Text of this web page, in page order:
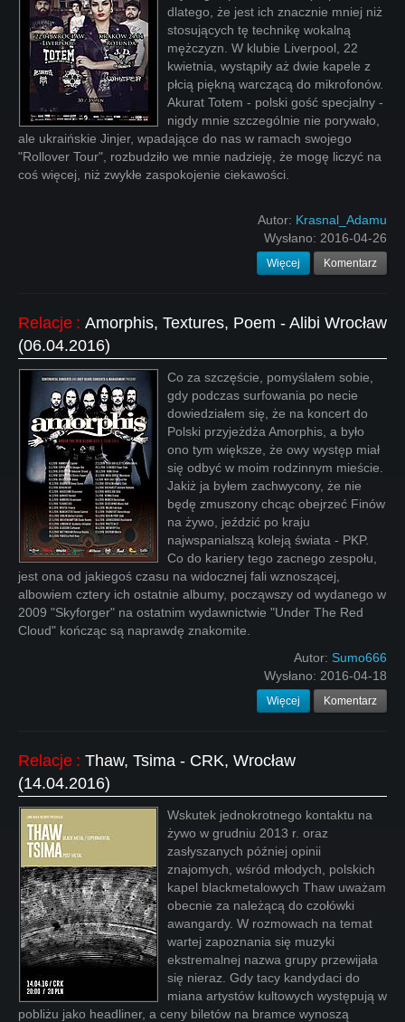
dlatego, że jest ich znacznie mniej niż
stosujących tę technikę wokalną
mężczyzn. W klubie Liverpool, 22
kwietnia, wystąpiły aż dwie kapele z
płcią piękną warczącą do mikrofonów.
Akurat Totem - polski gość specjalny -
nigdy mnie szczególnie nie porywało,
ale ukraińskie Jinjer, wpadające do nas w ramach swojego
"Rollover Tour", rozbudziło we mnie nadzieję, że mogę liczyć na
coś więcej, niż zwykłe zaspokojenie ciekawości.
Autor: Krasnal_Adamu
Wysłano: 2016-04-26
Więcej Komentarz
Relacje : Amorphis, Textures, Poem - Alibi Wrocław
(06.04.2016)
Co za szczęście, pomyślałem sobie,
gdy podczas surfowania po necie
dowiedziałem się, że na koncert do
Polski przyjeżdża Amorphis, a było
ono tym większe, że owy występ miał
się odbyć w moim rodzinnym mieście.
Jakiż ja byłem zachwycony, że nie
będę zmuszony chcąc obejrzeć Finów
na żywo, jeździć po kraju
najwspanialszą koleją świata - PKP.
Co do kariery tego zacnego zespołu,
jest ona od jakiegoś czasu na widocznej fali wznoszącej,
albowiem cztery ich ostatnie albumy, począwszy od wydanego w
2009 "Skyforger" na ostatnim wydawnictwie "Under The Red
Cloud" kończąc są naprawdę znakomite.
Autor: Sumo666
Wysłano: 2016-04-18
Więcej Komentarz
Relacje : Thaw, Tsima - CRK, Wrocław
(14.04.2016)
Wskutek jednokrotnego kontaktu na
żywo w grudniu 2013 r. oraz
zasłyszanych później opinii
znajomych, wśród młodych, polskich
kapel blackmetalowych Thaw uważam
obecnie za należącą do czołówki
awangardy. W rozmowach na temat
wartej zapoznania się muzyki
ekstremalnej nazwa grupy przewijała
się nieraz. Gdy tacy kandydaci do
miana artystów kultowych występują w
pobliżu jako headliner, a ceny biletów na bramce wynoszą